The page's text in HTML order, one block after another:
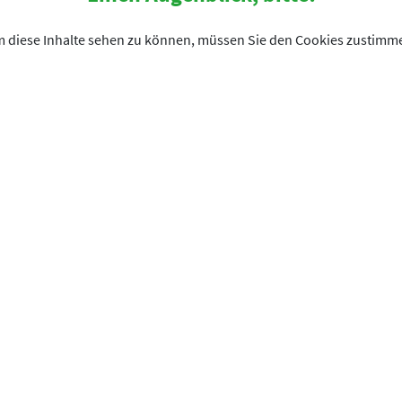
diese Inhalte sehen zu können, müssen Sie den Cookies